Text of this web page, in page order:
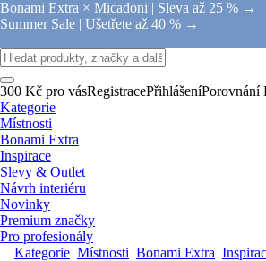
Bonami Extra × Micadoni | Sleva až 25 % →
Summer Sale | Ušetřete až 40 % →
300 Kč pro vásRegistracePřihlášeníPorovnání
Kategorie
Místnosti
Bonami Extra
Inspirace
Slevy & Outlet
Návrh interiéru
Novinky
Premium značky
Pro profesionály
Kategorie Místnosti Bonami Extra